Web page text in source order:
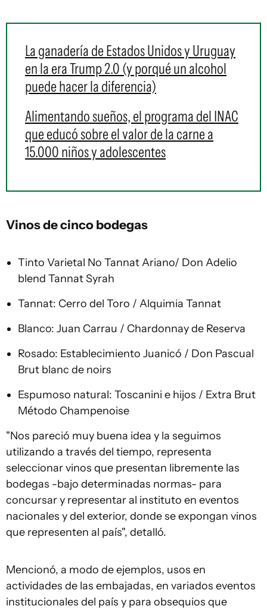
La ganadería de Estados Unidos y Uruguay
en la era Trump 2.0 (y porqué un alcohol
puede hacer la diferencia)
Alimentando sueños, el programa del INAC
que educó sobre el valor de la carne a
15.000 niños y adolescentes
Vinos de cinco bodegas
Tinto Varietal No Tannat Ariano/ Don Adelio
blend Tannat Syrah
Tannat: Cerro del Toro / Alquimia Tannat
Blanco: Juan Carrau / Chardonnay de Reserva
Rosado: Establecimiento Juanicó / Don Pascual
Brut blanc de noirs
Espumoso natural: Toscanini e hijos / Extra Brut
Método Champenoise
"Nos pareció muy buena idea y la seguimos
utilizando a través del tiempo, representa
seleccionar vinos que presentan libremente las
bodegas -bajo determinadas normas- para
concursar y representar al instituto en eventos
nacionales y del exterior, donde se expongan vinos
que representen al país", detalló.
Mencionó, a modo de ejemplos, usos en
actividades de las embajadas, en variados eventos
institucionales del país y para obsequios que